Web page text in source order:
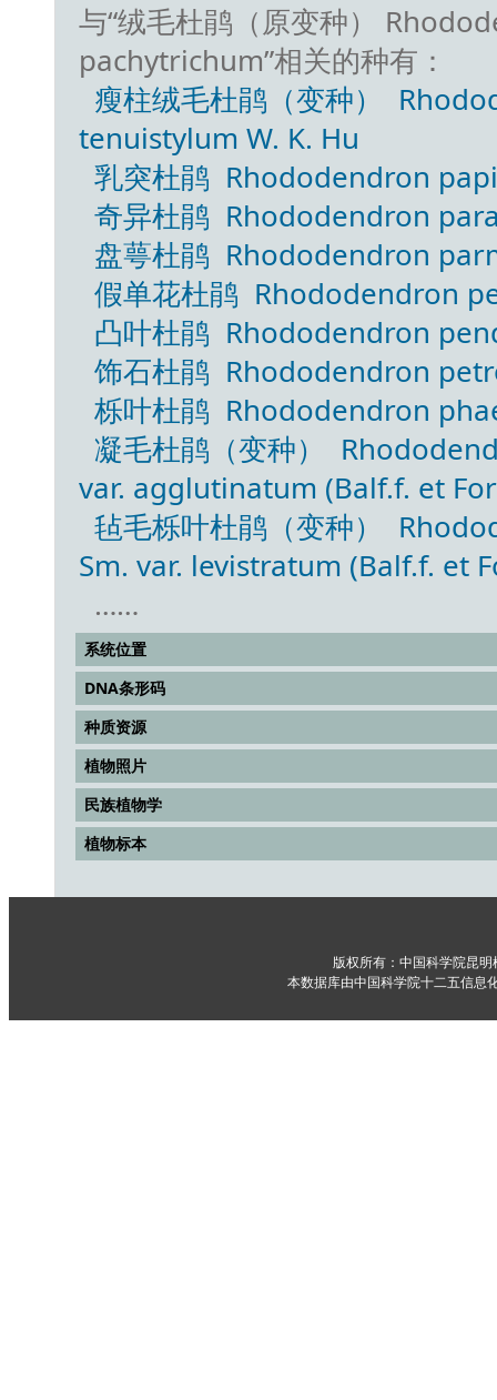
与“绒毛杜鹃（原变种）
pachytrichum”相关的种有：
瘦柱绒毛杜鹃（变种）
tenuistylum W. K. Hu
乳突杜鹃 Rhododendron
奇异杜鹃 Rhododendron
盘萼杜鹃 Rhododendron
假单花杜鹃 Rhododendron
凸叶杜鹃 Rhododendron
饰石杜鹃 Rhododendron
栎叶杜鹃 Rhododendron
凝毛杜鹃（变种）
var. agglutinatum (Balf.f. et
毡毛栎叶杜鹃（变种）
Sm. var. levistratum (Balf.f. et
……
系统位置
DNA条形码
种质资源
植物照片
民族植物学
植物标本
版权所有：中国科学院昆
本数据库由中国科学院十二五信息